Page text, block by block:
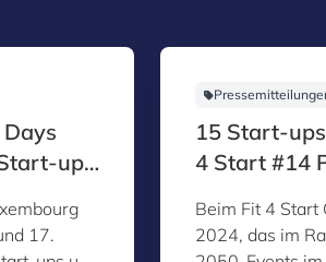
ups
17.
15 Start-
4 Start #14
Beim Fit 4 Start
2024, das im